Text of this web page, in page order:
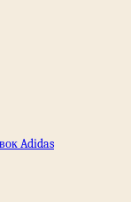
Adidas